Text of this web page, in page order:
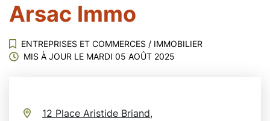
Arsac Immo
ENTREPRISES ET COMMERCES / IMMOBILIER
MIS À JOUR LE MARDI 05 AOÛT 2025
12 Place Aristide Briand,